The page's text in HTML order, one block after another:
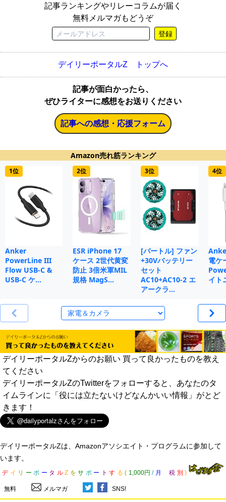
記事ランキングやリレーコラムが届く
無料メルマガもどうぞ
登録
デイリーポータルZ トップへ
記事が面白かったら、
ぜひライターに感想をお送りください
記事への感想・応援フォーム
Amazon売れ筋ランキング
1位
Anker
PowerLine III
Flow USB-C &
USB-C ケ…
2位
ESR iPhone 17
ケース 2世代黄変
防止 3倍米軍MIL
規格 MagS…
3位
[バートル] ファン
+30Vバッテリー
セット
AC10+AC10-2 エ
アークラ…
4位
電ケ
イト
デイリーポータルZからのお願い 買って良かったものを教え
てください
デイリーポータルZのTwitterをフォローすると、あなたのタ
イムラインに「役には立たないけどなんかいい情報」がとど
きます！
デイリーポータルZは、Amazonアソシエイト・プログラムに参加して
います。
デ イ リ ー ポ ー タ ル Z を サ ポ ー ト す る ( 1,000円 / 月 税 別 )
無料 メルマガ SNS!